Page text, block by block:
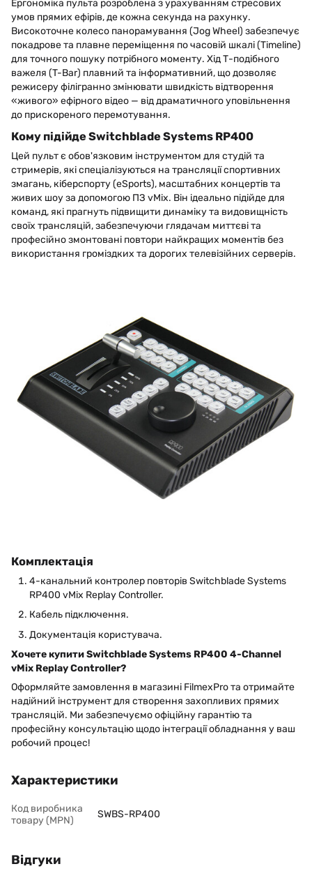
Ергономіка пульта розроблена з урахуванням стресових
умов прямих ефірів, де кожна секунда на рахунку.
Високоточне колесо панорамування (Jog Wheel) забезпечує
покадрове та плавне переміщення по часовій шкалі (Timeline)
для точного пошуку потрібного моменту. Хід Т-подібного
важеля (T-Bar) плавний та інформативний, що дозволяє
режисеру філігранно змінювати швидкість відтворення
«живого» ефірного відео — від драматичного уповільнення
до прискореного перемотування.
Кому підійде Switchblade Systems RP400
Цей пульт є обов'язковим інструментом для студій та
стримерів, які спеціалізуються на трансляції спортивних
змагань, кіберспорту (eSports), масштабних концертів та
живих шоу за допомогою ПЗ vMix. Він ідеально підійде для
команд, які прагнуть підвищити динаміку та видовищність
своїх трансляцій, забезпечуючи глядачам миттєві та
професійно змонтовані повтори найкращих моментів без
використання громіздких та дорогих телевізійних серверів.
Комплектація
4-канальний контролер повторів Switchblade Systems
RP400 vMix Replay Controller.
Кабель підключення.
Документація користувача.
Хочете купити Switchblade Systems RP400 4-Channel
vMix Replay Controller?
Оформляйте замовлення в магазині FilmexPro та отримайте
надійний інструмент для створення захопливих прямих
трансляцій. Ми забезпечуємо офіційну гарантію та
професійну консультацію щодо інтеграції обладнання у ваш
робочий процес!
Характеристики
Код виробника
товару (MPN)
SWBS-RP400
Відгуки